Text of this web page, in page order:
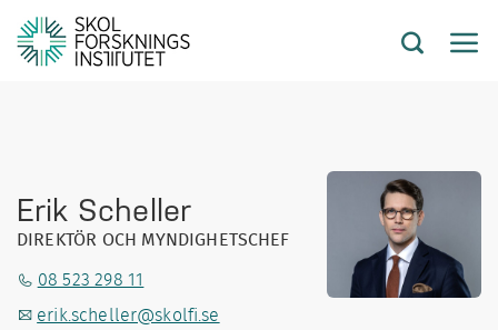
Erik Scheller
DIREKTÖR OCH MYNDIGHETSCHEF
08 523 298 11
erik.scheller@skolfi.se